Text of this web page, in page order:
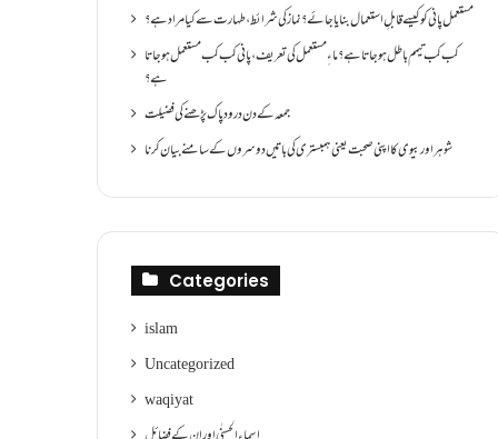
مستعمل پانی کو کیسے قابلِ استعمال بنایا جائے؟ نماز کی شرائط ،طہارت سے کیا مراد ہے؟
کب کب تیمم باطل ہو جاتا ہے؟ ماءِ مستعمل کی تعریف ،پانی کب کب مستعمل ہو جاتا
ہے؟
جمعہ کے دن درود پاک پڑھنے کی فضیلت
شوہر اور بیوی کا اپنی صحبت یعنی ہمبستری کی باتیں دوسروں کے سامنے بیان کرنا
Categories
islam
Uncategorized
waqiyat